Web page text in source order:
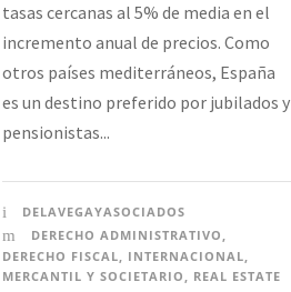
tasas cercanas al 5% de media en el
incremento anual de precios. Como
otros países mediterráneos, España
es un destino preferido por jubilados y
pensionistas...
DELAVEGAYASOCIADOS
DERECHO ADMINISTRATIVO ,
DERECHO FISCAL, INTERNACIONAL,
MERCANTIL Y SOCIETARIO , REAL ESTATE